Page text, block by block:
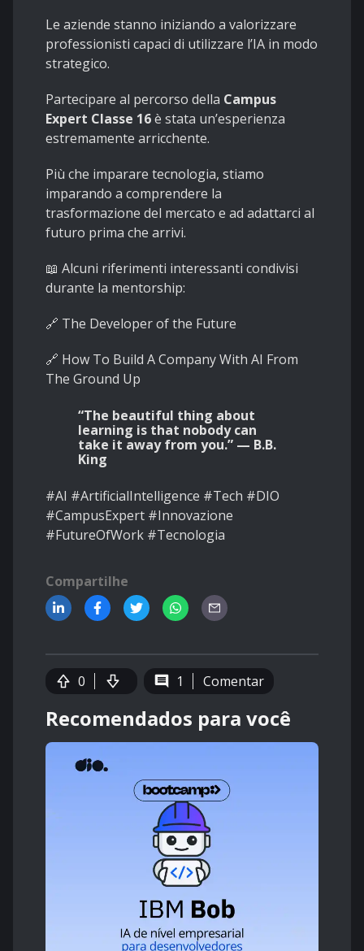
Le aziende stanno iniziando a valorizzare
professionisti capaci di utilizzare l’IA in modo
strategico.
Partecipare al percorso della Campus
Expert Classe 16è stata un’esperienza
estremamente arricchente.
Più che imparare tecnologia, stiamo
imparando a comprendere la
trasformazione del mercato e ad adattarci al
futuro prima che arrivi.
📖 Alcuni riferimenti interessanti condivisi
durante la mentorship:
🔗 The Developer of the Future
🔗 How To Build A Company With AI From
The Ground Up
“The beautiful thing about
learning is that nobody can
take it away from you.” — B.B.
King
#AI #ArtificialIntelligence #Tech #DIO
#CampusExpert #Innovazione
#FutureOfWork #Tecnologia
Compartilhe
0 1 Comentar
Recomendados para você